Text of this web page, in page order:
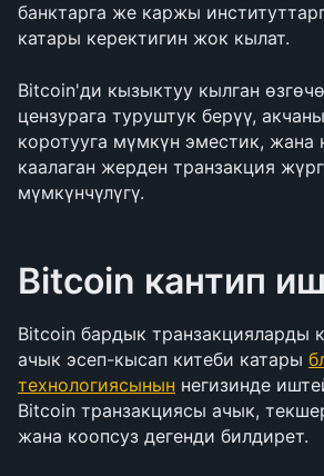
банктарга же каржы
катары керектигин жок кылат.
Bitcoin'ди кызыктуу кылган
цензурага туруштук берүү,
коротууга мүмкүн эместик, жана
каалаган жерден транзакция
мүмкүнчүлүгү.
Bitcoin кантип
Bitcoin бардык транзакцияларды
ачык эсеп-кысап китеби катары
технологиясынын негизинде
Bitcoin транзакциясы ачык,
жана коопсуз дегенди билдирет.